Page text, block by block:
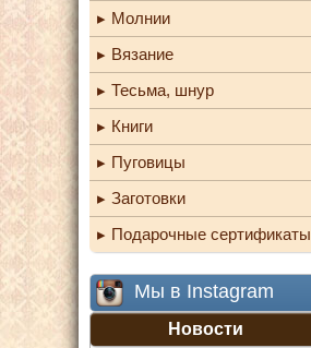
Молнии
Вязание
Тесьма, шнур
Книги
Пуговицы
Заготовки
Подарочные сертификаты
Мы в Instagram
Новости